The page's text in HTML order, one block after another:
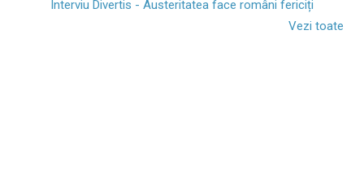
Interviu Divertis - Austeritatea face români fericiți
Vezi toate